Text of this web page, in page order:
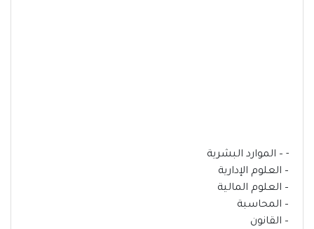
- – الموارد البشرية
– العلوم الإدارية
– العلوم المالية
– المحاسبة
– القانون